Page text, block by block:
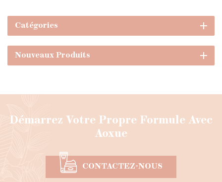
Catégories
Nouveaux Produits
Démarrez Votre Propre Formule Avec
Aoxue
CONTACTEZ-NOUS